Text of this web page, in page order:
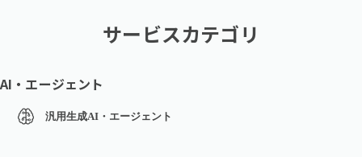
サービスカテゴリ
AI・エージェント
汎用生成AI・エージェント